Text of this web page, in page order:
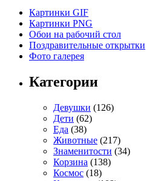
Картинки GIF
Картинки PNG
Обои на рабочий стол
Поздравительные открытки
Фото галерея
Категории
Девушки (126)
Дети (62)
Еда (38)
Животные (217)
Знаменитости (34)
Корзина (138)
Космос (18)